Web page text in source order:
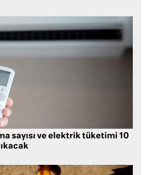
sayısı ve elektrik tüketimi 10